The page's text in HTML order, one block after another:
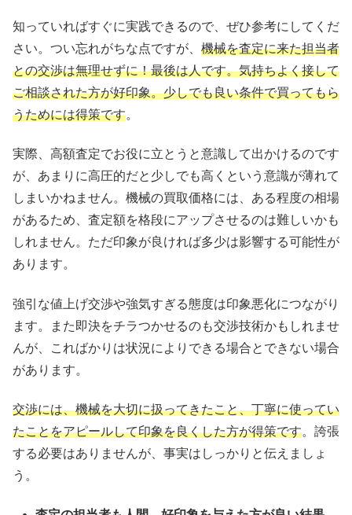
知っていればすぐに実践できるので、ぜひ参考にしてくだ
さい。つい忘れがちな点ですが、 機械を査定に来た担当者
との交渉は無理せずに！最後は人です。気持ちよく接して
ご相談された方が好印象。少しでも良い条件で買ってもら
うためには得策です。
実際、高額査定でお役に立とうと意識して出かけるのです
が、あまりに高圧的だと少しでも高くという意識が薄れて
しまいかねません。機械の買取価格には、ある程度の相場
があるため、査定額を格段にアップさせるのは難しいかも
しれません。ただ印象が良ければ多少は影響する可能性が
あります。
強引な値上げ交渉や強気すぎる態度は印象悪化につながり
ます。また即決をチラつかせるのも交渉技術かもしれませ
んが、こればかりは状況によりできる場合とできない場合
があります。
交渉には、機械を大切に扱ってきたこと、丁寧に使ってい
たことをアピールして印象を良くした方が得策です。誇張
する必要はありませんが、事実はしっかりと伝えましょ
う。